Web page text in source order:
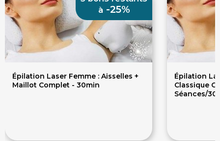
Épilation Laser Femme : Aisselles +
Maillot Complet - 30min
à -25%
Épilation
Classique
Séances/